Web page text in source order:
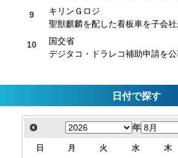
キリンＧロジ
聖獣麒麟を配した看板車を子会社
国交省
デジタコ・ドラレコ補助申請を公
日付で探す
年
日 月 火 水 木